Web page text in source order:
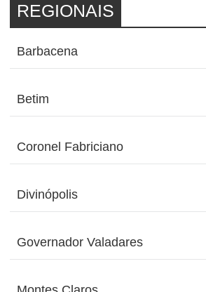
REGIONAIS
Barbacena
Betim
Coronel Fabriciano
Divinópolis
Governador Valadares